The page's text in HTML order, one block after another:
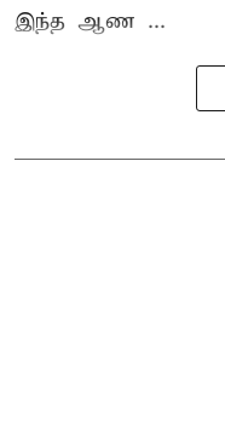
இந்த ஆண ...